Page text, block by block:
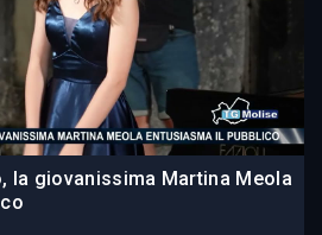
la giovanissima Martina Meola